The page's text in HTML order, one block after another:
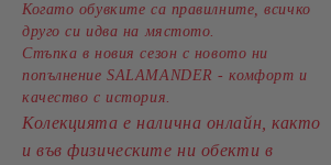
Когато обувките са правилните, всичко
друго си идва на мястото.
Стъпка в новия сезон с новото ни
попълнение SALAMANDER - комфорт и
качество с история.
Колекцията е налична онлайн, както
и във физическите ни обекти в